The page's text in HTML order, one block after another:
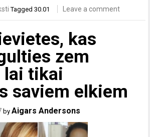
Tagged30.01 Leave a comment
kas
zem
lai tikai
saviem elkiem
byAigars Andersons